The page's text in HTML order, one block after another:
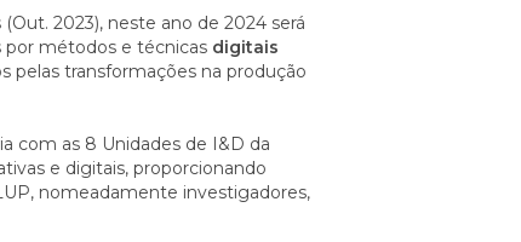
2023), neste ano de 2024 será
por métodos e técnicas digitais
pelas transformações na produção
com as 8 Unidades de I&D da
e digitais, proporcionando
nomeadamente investigadores,